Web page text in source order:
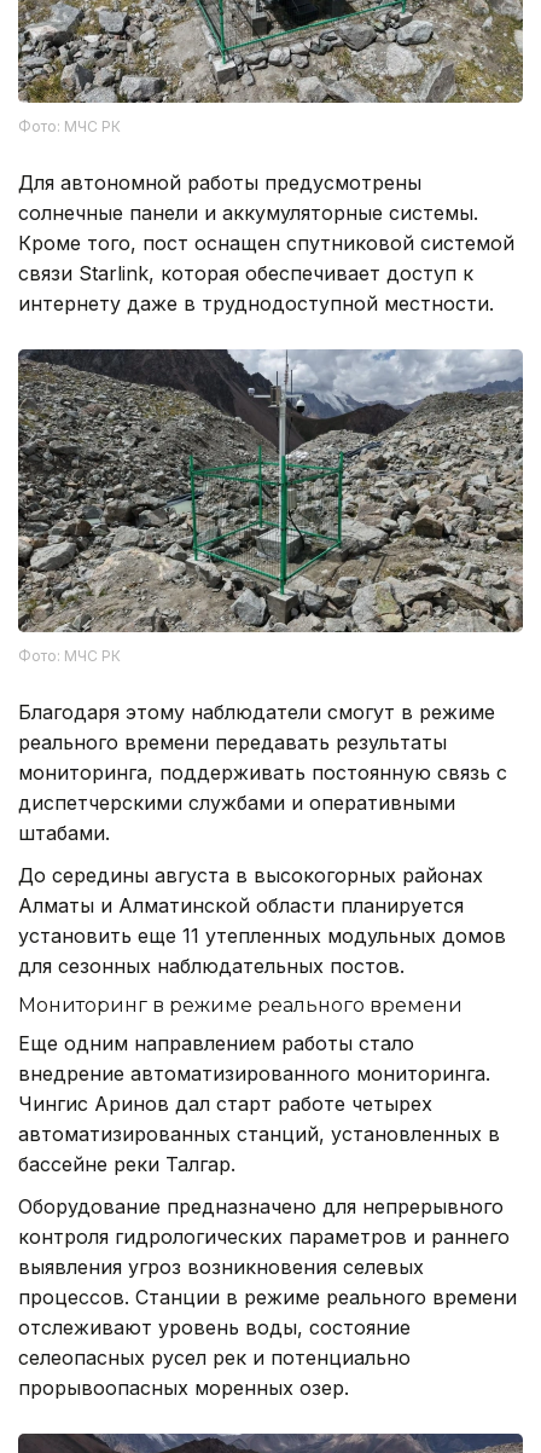
Фото: МЧС РК
Для автономной работы предусмотрены
солнечные панели и аккумуляторные системы.
Кроме того, пост оснащен спутниковой системой
связи Starlink, которая обеспечивает доступ к
интернету даже в труднодоступной местности.
Фото: МЧС РК
Благодаря этому наблюдатели смогут в режиме
реального времени передавать результаты
мониторинга, поддерживать постоянную связь с
диспетчерскими службами и оперативными
штабами.
До середины августа в высокогорных районах
Алматы и Алматинской области планируется
установить еще 11 утепленных модульных домов
для сезонных наблюдательных постов.
Мониторинг в режиме реального времени
Еще одним направлением работы стало
внедрение автоматизированного мониторинга.
Чингис Аринов дал старт работе четырех
автоматизированных станций, установленных в
бассейне реки Талгар.
Оборудование предназначено для непрерывного
контроля гидрологических параметров и раннего
выявления угроз возникновения селевых
процессов. Станции в режиме реального времени
отслеживают уровень воды, состояние
селеопасных русел рек и потенциально
прорывоопасных моренных озер.